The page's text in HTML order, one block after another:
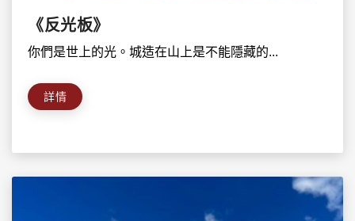
《反光板》
你們是世上的光。城造在山上是不能隱藏的...
詳情